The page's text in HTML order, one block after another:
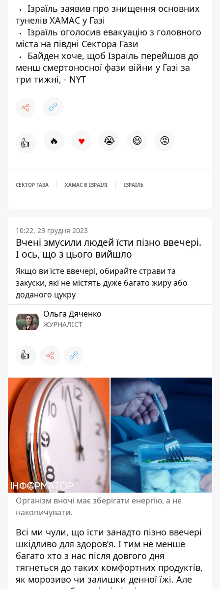
Ізраїль заявив про знищення основних
тунелів ХАМАС у Газі
Ізраїль оголосив евакуацію з головного
міста на півдні Сектора Гази
Байден хоче, щоб Ізраїль перейшов до
менш смертоносної фази війни у Газі за
три тижні, - NYT
👍 🔥 ♥ 😭 😆 😡
СЕКТОР ГАЗА ХАМАС В ІЗРАЇЛІ ІЗРАЇЛЬ
10:22, 23 грудня 2023
Вчені змусили людей їсти пізно ввечері.
І ось, що з цього вийшло
Якщо ви їсте ввечері, обирайте страви та
закуски, які не містять дуже багато жиру або
доданого цукру
Ольга Дяченко
ЖУРНАЛІСТ
👍
Організм вночі має зберігати енергію, а не
накопичувати.
Всі ми чули, що їсти занадто пізно ввечері
шкідливо для здоров’я. І тим не менше
багато хто з нас після довгого дня
тягнеться до таких комфортних продуктів,
як морозиво чи залишки денної їжі. Але